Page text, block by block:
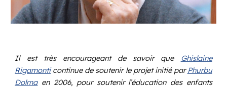
Il est très encourageant de savoir que Ghislaine
Rigamonticontinue de soutenir le projet initié parPhurbu
Dolmaen 2006, pour soutenir l’éducation des enfants